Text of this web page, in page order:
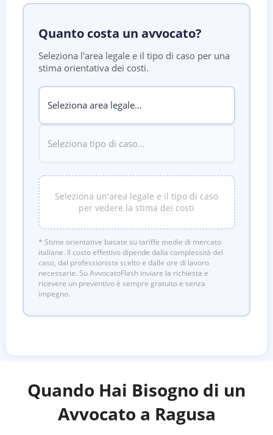
Quanto costa un avvocato?
Seleziona l'area legale e il tipo di caso per una
stima orientativa dei costi.
Seleziona un'area legale e il tipo di caso
per vedere la stima dei costi
* Stime orientative basate su tariffe medie di mercato
italiane. Il costo effettivo dipende dalla complessità del
caso, dal professionista scelto e dalle ore di lavoro
necessarie. Su AvvocatoFlash inviare la richiesta e
ricevere un preventivo è sempre gratuito e senza
impegno.
Quando Hai Bisogno di un
Avvocato a Ragusa